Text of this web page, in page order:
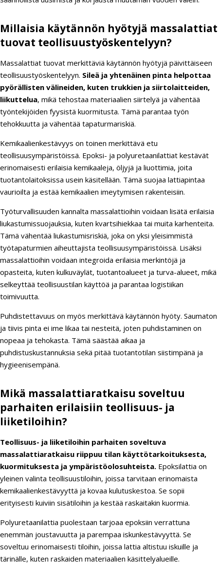
Millaisia käytännön hyötyjä massalattiat
tuovat teollisuustyöskentelyyn?
Massalattiat tuovat merkittäviä käytännön hyötyjä päivittäiseen
teollisuustyöskentelyyn. Sileä ja yhtenäinen pinta helpottaa
pyörällisten välineiden, kuten trukkien ja siirtolaitteiden,
liikuttelua, mikä tehostaa materiaalien siirtelyä ja vähentää
työntekijöiden fyysistä kuormitusta. Tämä parantaa työn
tehokkuutta ja vähentää tapaturmariskiä.
Kemikaalienkestävyys on toinen merkittävä etu
teollisuusympäristöissä. Epoksi- ja polyuretaanilattiat kestävät
erinomaisesti erilaisia kemikaaleja, öljyjä ja liuottimia, joita
tuotantolaitoksissa usein käsitellään. Tämä suojaa lattiapintaa
vaurioilta ja estää kemikaalien imeytymisen rakenteisiin.
Työturvallisuuden kannalta massalattioihin voidaan lisätä erilaisia
liukastumissuojauksia, kuten kvartsihiekkaa tai muita karhenteita.
Tämä vähentää liukastumisriskiä, joka on yksi yleisimmistä
työtapaturmien aiheuttajista teollisuusympäristöissä. Lisäksi
massalattioihin voidaan integroida erilaisia merkintöjä ja
opasteita, kuten kulkuväylät, tuotantoalueet ja turva-alueet, mikä
selkeyttää teollisuustilan käyttöä ja parantaa logistiikan
toimivuutta.
Puhdistettavuus on myös merkittävä käytännön hyöty. Saumaton
ja tiivis pinta ei ime likaa tai nesteitä, joten puhdistaminen on
nopeaa ja tehokasta. Tämä säästää aikaa ja
puhdistuskustannuksia sekä pitää tuotantotilan siistimpänä ja
hygieenisempänä.
Mikä massalattiaratkaisu soveltuu
parhaiten erilaisiin teollisuus- ja
liiketiloihin?
Teollisuus- ja liiketiloihin parhaiten soveltuva
massalattiaratkaisu riippuu tilan käyttötarkoituksesta,
kuormituksesta ja ympäristöolosuhteista. Epoksilattia on
yleinen valinta teollisuustiloihin, joissa tarvitaan erinomaista
kemikaalienkestävyyttä ja kovaa kulutuskestoa. Se sopii
erityisesti kuiviin sisätiloihin ja kestää raskaitakin kuormia.
Polyuretaanilattia puolestaan tarjoaa epoksiin verrattuna
enemmän joustavuutta ja parempaa iskunkestävyyttä. Se
soveltuu erinomaisesti tiloihin, joissa lattia altistuu iskuille ja
tärinälle, kuten raskaiden materiaalien käsittelyalueille.